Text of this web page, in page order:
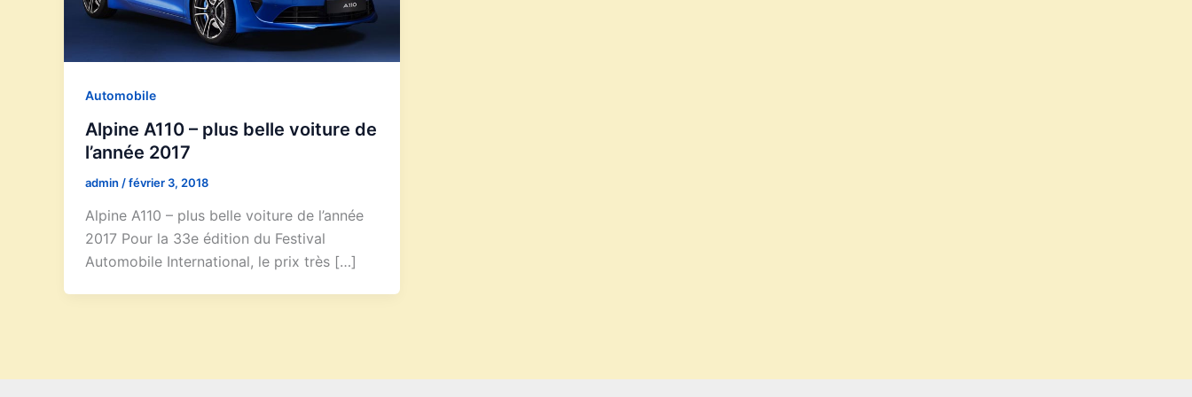
Automobile
Alpine A110 – plus belle voiture de
l’année 2017
admin /février 3, 2018
Alpine A110 – plus belle voiture de l’année
2017 Pour la 33e édition du Festival
Automobile International, le prix très […]